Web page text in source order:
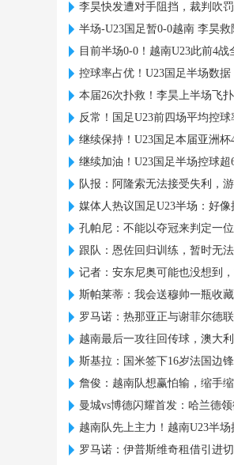
李昊快发遭对手阻挡，裁判吹
半场-U23国足暂0-0越南 李昊
目前半场0-0！越南U23此前4
控球率占优！U23国足半场数
本届26次扑救！李昊上半场飞
反常！国足U23前四场平均控
继续保持！U23国足本届亚洲
继续加油！U23国足半场控球
队报：阿隆索无法接受失利，
媒体人热议国足U23半场：好
孔帕尼：不能以夺冠来判定一
跟队：恩佐回归训练，暂时无
记者：安东尼奥可能也没想到
斯帕莱蒂：我会送穆帅一瓶收
罗马诺：热那亚正与谢菲尔德
越南最后一攻往回传球，澳大
斯基拉：国米签下16岁法国边
詹俊：越南队想赢怕输，缩手
曼城vs博德闪耀首发：哈兰德
越南队先上主力！越南U23半
罗马诺：伊普斯维奇租借引进